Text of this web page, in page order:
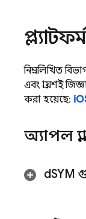
নিম্নলিখিত
এবং প্রায়শই
করা হয়েছে:
অ্যাপল
dSYM